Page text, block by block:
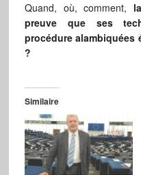
Quand, où, comment,
preuve que ses
procédure
?
Similaire